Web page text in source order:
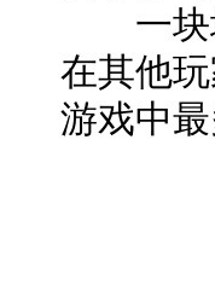
一块地
在其他
游戏中